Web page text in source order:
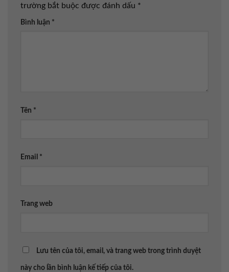
trường bắt buộc được đánh dấu *
Bình luận *
Tên *
Email *
Trang web
Lưu tên của tôi, email, và trang web trong trình duyệt
này cho lần bình luận kế tiếp của tôi.